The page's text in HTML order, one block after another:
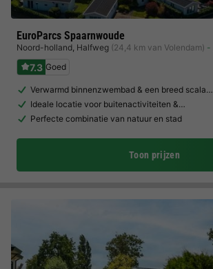
EuroParcs Spaarnwoude
Noord-holland, Halfweg (24,4 km van Volendam)
7.3 Goed
Verwarmd binnenzwembad & een breed scala…
Ideale locatie voor buitenactiviteiten &…
Perfecte combinatie van natuur en stad
Toon prijzen